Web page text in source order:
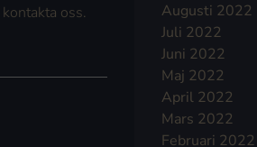
kontakta oss.
Augusti 2022
Juli 2022
Juni 2022
Maj 2022
April 2022
Mars 2022
Februari 2022